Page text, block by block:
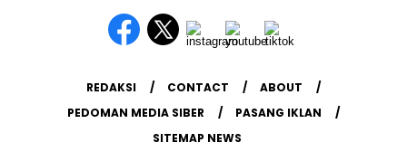
REDAKSI CONTACT
ABOUT
PEDOMAN MEDIA SIBER
PASANG IKLAN
SITEMAP NEWS